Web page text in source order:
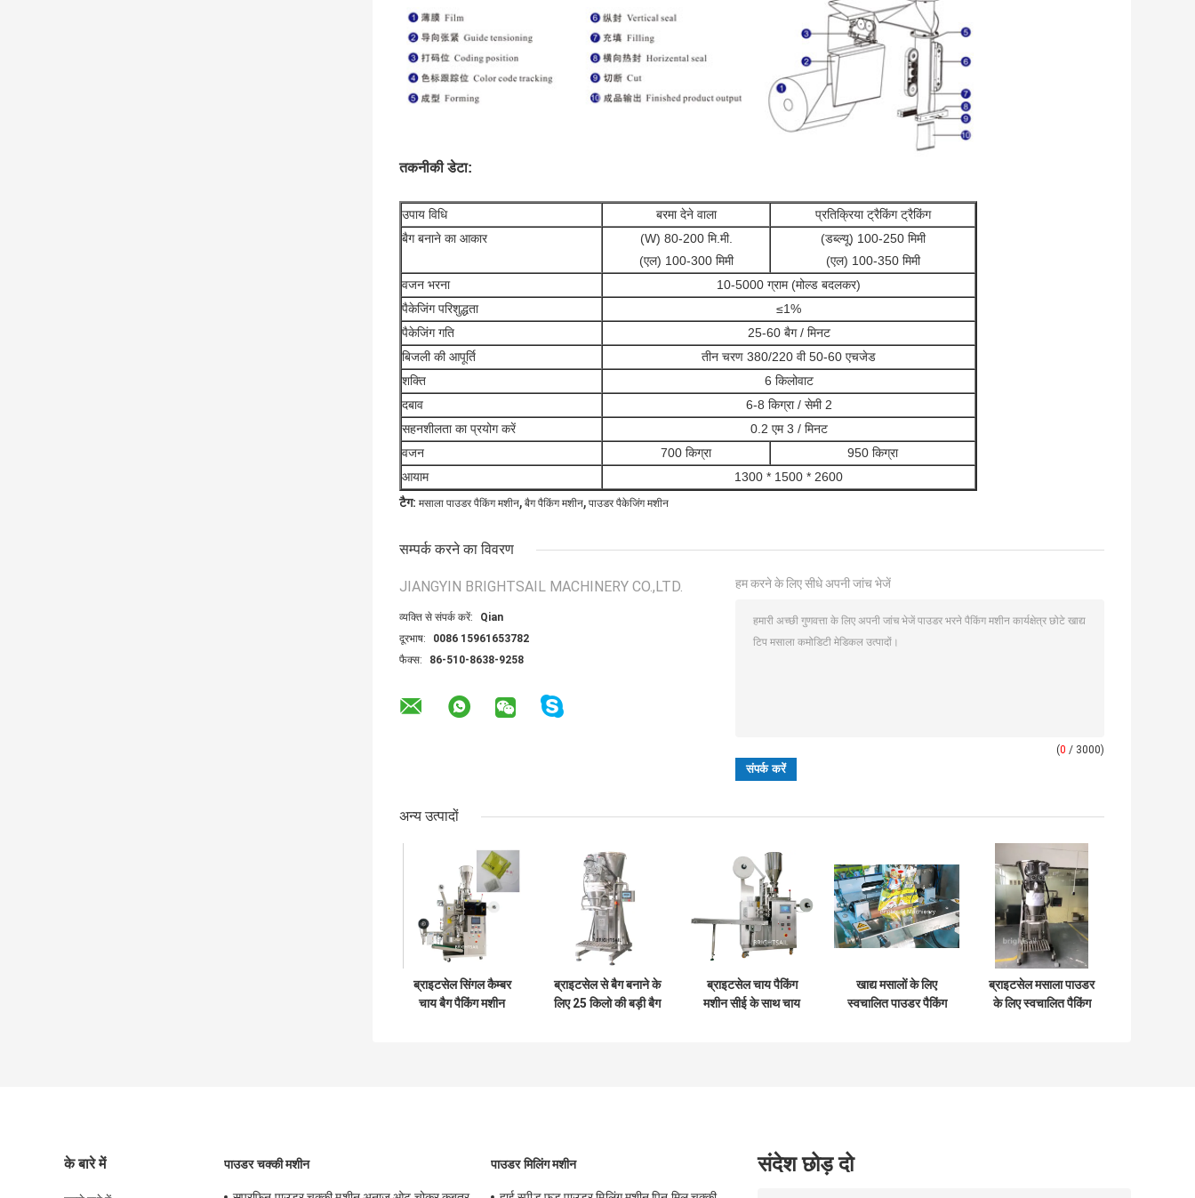
तकनीकी डेटा:
उपाय विधि बरमा देने वाला
प्रतिक्रिया ट्रैकिंग ट्रैकिंग
बैग बनाने का आकार
(W) 80-200 मि.मी.
(एल) 100-300 मिमी
(डब्ल्यू) 100-250 मिमी
(एल) 100-350 मिमी
वजन भरना
10-5000 ग्राम (मोल्ड बदलकर)
पैकेजिंग परिशुद्धता
≤1%
पैकेजिंग गति
25-60 बैग / मिनट
बिजली की आपूर्ति
तीन चरण 380/220 वी 50-60 एचजेड
शक्ति
6 किलोवाट
दबाव
6-8 किग्रा / सेमी 2
सहनशीलता का प्रयोग करें
0.2 एम 3 / मिनट
वजन
700 किग्रा
950 किग्रा
आयाम
1300 * 1500 * 2600
टैग: मसाला पाउडर पैकिंग मशीन, बैग पैकिंग मशीन, पाउडर पैकेजिंग मशीन
सम्पर्क करने का विवरण
JIANGYIN BRIGHTSAIL MACHINERY CO.,LTD.
व्यक्ति से संपर्क करें:
Qian
दूरभाष:
0086 15961653782
फैक्स:
86-510-8638-9258
हम करने के लिए सीधे अपनी जांच भेजें
(0 / 3000)
अन्य उत्पादों
ब्राइटसेल सिंगल कैम्बर
चाय बैग पैकिंग मशीन
ब्राइटसेल से बैग बनाने के
लिए 25 किलो की बड़ी बैग
ब्राइटसेल चाय पैकिंग
मशीन सीई के साथ चाय
खाद्य मसालों के लिए
स्वचालित पाउडर पैकिंग
ब्राइटसेल मसाला पाउडर
के लिए स्वचालित पैकिंग
के बारे में पाउडर चक्की मशीन पाउडर मिलिंग मशीन संदेश छोड़ दो